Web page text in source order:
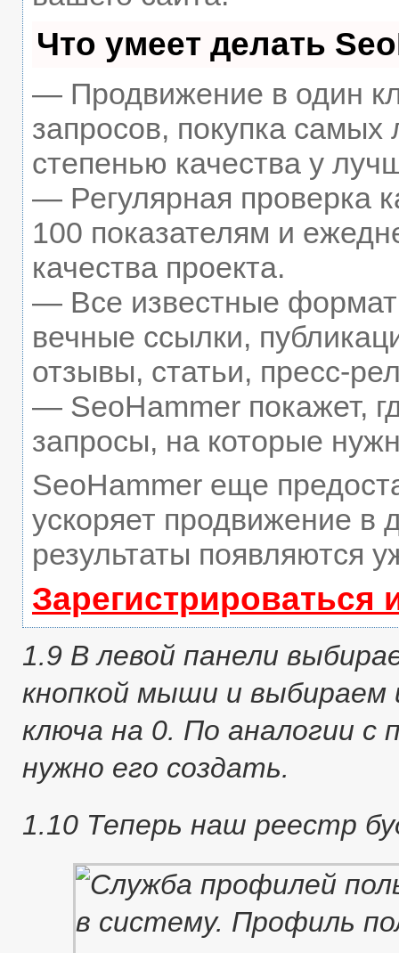
Что умеет делать
— Продвижение в один
запросов, покупка
степенью качества у
— Регулярная проверка
100 показателям и
качества проекта.
— Все известные
вечные ссылки,
отзывы, статьи, пресс-
— SeoHammer покажет,
запросы, на которые
SeoHammer еще
ускоряет продвижение в
результаты появляются
Зарегистрироваться
1.9 В левой панели
кнопкой мыши и выбираем
ключа на 0. По аналогии с
нужно его создать.
1.10 Теперь наш реестр